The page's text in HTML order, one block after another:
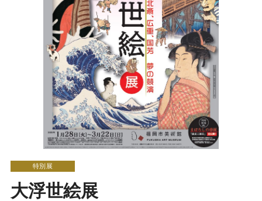
特別展
大浮世絵展